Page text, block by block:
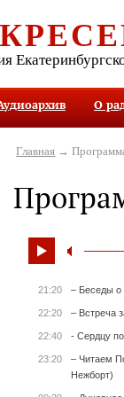
О
Главная →
21:20 – Беседы о
22:20 – Встреча
22:40 - Сердцу
23:20
– Читаем
Нежборт)